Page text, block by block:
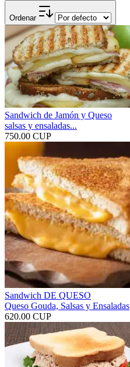
Ordenar
Sandwich de Jamón y Queso
salsas y ensaladas...
750.00 CUP
Sandwich DE QUESO
Queso Gouda, Salsas y Ensaladas
620.00 CUP